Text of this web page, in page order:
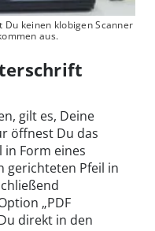
keinen klobigen Scanner
aus.
gilt es, Deine
öffnest Du das
in Form eines
gerichteten Pfeil in
„PDF
direkt in den